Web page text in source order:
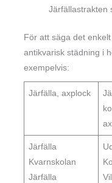
Järfällastrakten
För att säga det
antikvarisk städning i
exempelvis:
Järfälla, axplock
Järfälla
Kvarnskolan
Järfälla